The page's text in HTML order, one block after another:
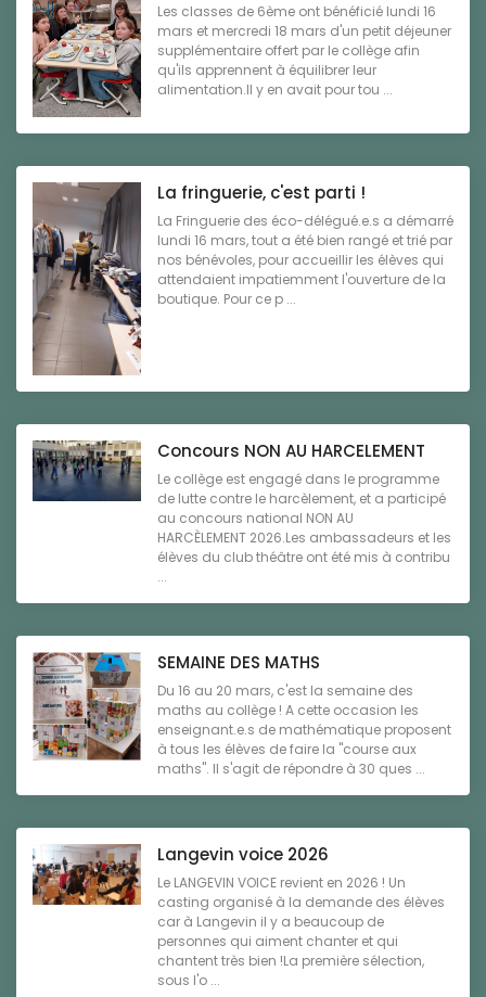
Les classes de 6ème ont bénéficié lundi 16
mars et mercredi 18 mars d'un petit déjeuner
supplémentaire offert par le collège afin
qu'ils apprennent à équilibrer leur
alimentation.Il y en avait pour tou ...
La fringuerie, c'est parti !
La Fringuerie des éco-délégué.e.s a démarré
lundi 16 mars, tout a été bien rangé et trié par
nos bénévoles, pour accueillir les élèves qui
attendaient impatiemment l'ouverture de la
boutique. Pour ce p ...
Concours NON AU HARCELEMENT
Le collège est engagé dans le programme
de lutte contre le harcèlement, et a participé
au concours national NON AU
HARCÈLEMENT 2026.Les ambassadeurs et les
élèves du club théâtre ont été mis à contribu
...
SEMAINE DES MATHS
Du 16 au 20 mars, c'est la semaine des
maths au collège ! A cette occasion les
enseignant.e.s de mathématique proposent
à tous les élèves de faire la "course aux
maths". Il s'agit de répondre à 30 ques ...
Langevin voice 2026
Le LANGEVIN VOICE revient en 2026 ! Un
casting organisé à la demande des élèves
car à Langevin il y a beaucoup de
personnes qui aiment chanter et qui
chantent très bien !La première sélection,
sous l'o ...